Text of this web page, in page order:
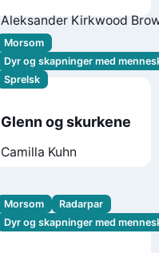
Aleksander Kirkwood
Morsom
Dyr og skapninger med
Sprelsk
Glenn og skurkene
Camilla Kuhn
Morsom
Radarpar
Dyr og skapninger med